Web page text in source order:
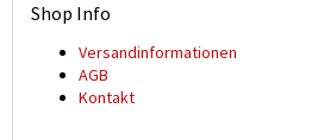
Shop Info
Versand­informationen
AGB
Kontakt